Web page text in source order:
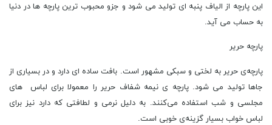
این پارچه از الیاف پنبه ‌ای تولید می ‌شود و جزو محبوب ‌ترین پارچه ‌ها در دنیا
به حساب می ‌آید.
پارچه حریر
پارچه‌ی حریر به لختی و سبکی مشهور است. بافت ساده ‌ای دارد و در بسیاری از
جاها تولید می ‌شود. پارچه ‌ی نیمه شفاف حریر را معمولا برای لباس ‌های
مجلسی و شب استفاده می‌کنند. به دلیل نرمی و لطافتی که دارد نیز برای
لباس خواب بسیار گزینه‌ی خوبی‌ است.